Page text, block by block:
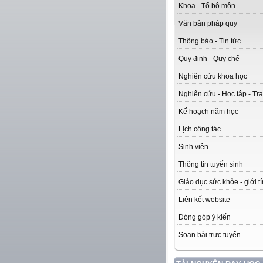
Khoa - Tổ bộ môn
Văn bản pháp quy
Thông báo - Tin tức
Quy định - Quy chế
Nghiên cứu khoa học
Nghiên cứu - Học tập -
Kế hoạch năm học
Lịch công tác
Sinh viên
Thông tin tuyển sinh
Giáo dục sức khỏe - giới
Liên kết website
Đóng góp ý kiến
Soạn bài trực tuyến